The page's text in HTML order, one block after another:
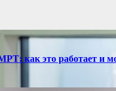
как это работает и